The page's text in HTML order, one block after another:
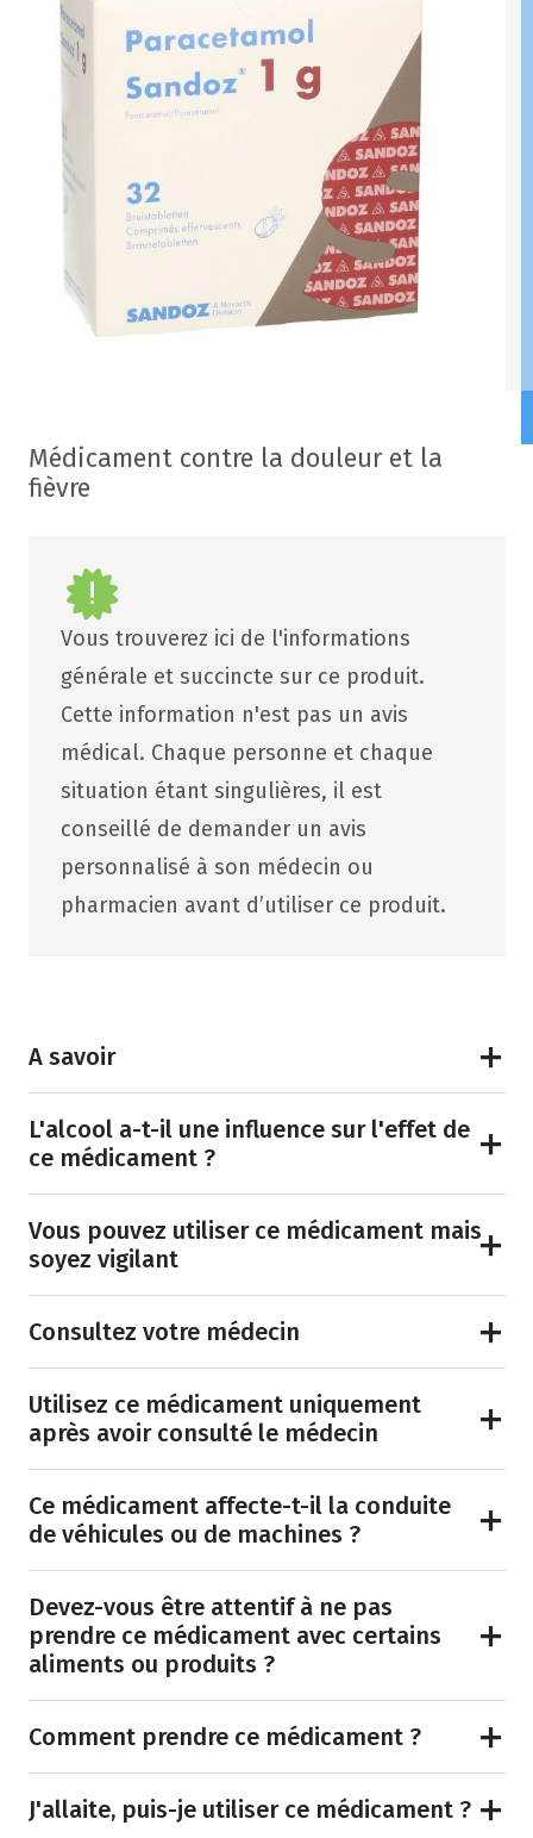
Médicament contre la douleur et la
fièvre
Vous trouverez ici de l'informations
générale et succincte sur ce produit.
Cette information n'est pas un avis
médical. Chaque personne et chaque
situation étant singulières, il est
conseillé de demander un avis
personnalisé à son médecin ou
pharmacien avant d’utiliser ce produit.
A savoir
L'alcool a-t-il une influence sur l'effet de
ce médicament ?
Vous pouvez utiliser ce médicament mais
soyez vigilant
Consultez votre médecin
Utilisez ce médicament uniquement
après avoir consulté le médecin
Ce médicament affecte-t-il la conduite
de véhicules ou de machines ?
Devez-vous être attentif à ne pas
prendre ce médicament avec certains
aliments ou produits ?
Comment prendre ce médicament ?
J'allaite, puis-je utiliser ce médicament ?